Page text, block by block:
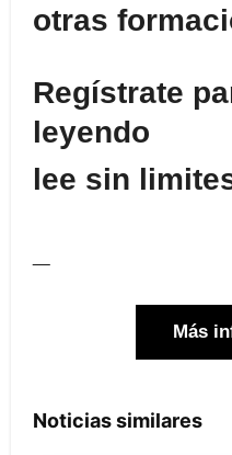
otras
Regístrate
leyendo
lee sin
Más
Noticias similares